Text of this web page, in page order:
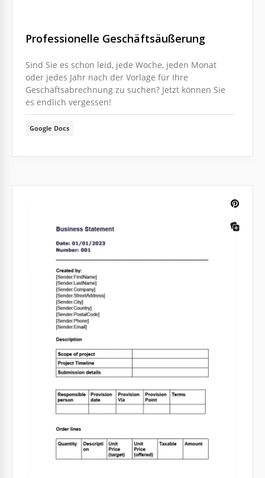
Professionelle Geschäftsäußerung
Sind Sie es schon leid, jede Woche, jeden Monat
oder jedes Jahr nach der Vorlage für Ihre
Geschäftsabrechnung zu suchen? Jetzt können Sie
es endlich vergessen!
Google Docs